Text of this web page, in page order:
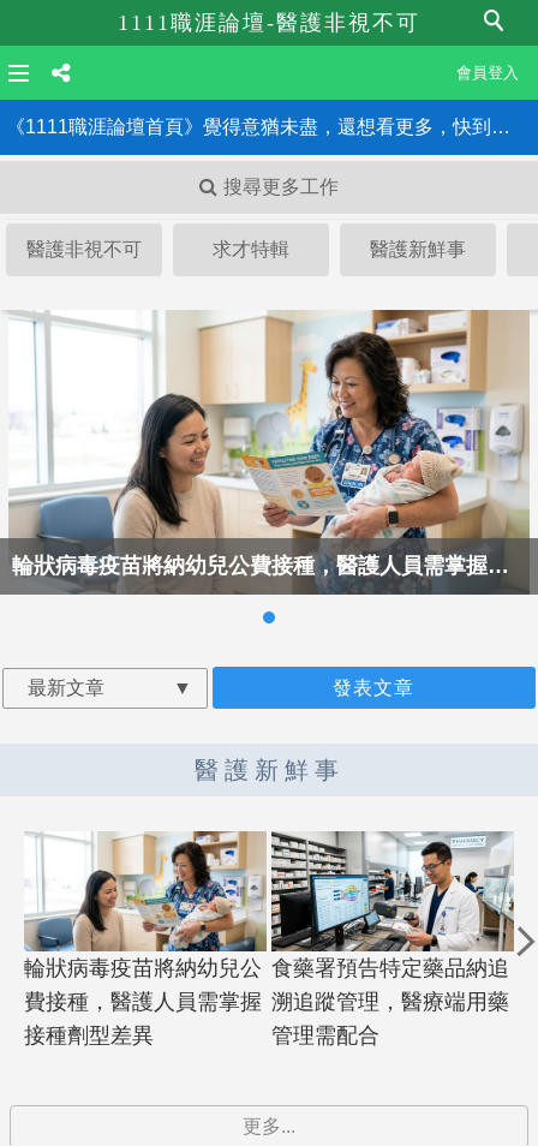
1111職涯論壇-醫護非視不可
會員登入
《1111職涯論壇首頁》覺得意猶未盡，還想看更多，快到職涯論壇首頁！！
搜尋更多工作
醫護非視不可 求才特輯 醫護新鮮事
輪狀病毒疫苗將納幼兒公費接種，醫護人員需掌握接種劑型差異-醫護新鮮事
最新文章 發表文章
醫護新鮮事
輪狀病毒疫苗將納幼兒公
費接種，醫護人員需掌握
接種劑型差異
食藥署預告特定藥品納追
溯追蹤管理，醫療端用藥
管理需配合
更多...